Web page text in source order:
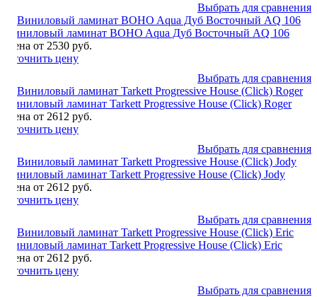
Выбрать для сравнения
Виниловый ламинат BOHO Aqua Дуб Восточный AQ 106
Цена от 2530 руб.
Уточнить цену
Выбрать для сравнения
Виниловый ламинат Tarkett Progressive House (Click) Roger
Цена от 2612 руб.
Уточнить цену
Выбрать для сравнения
Виниловый ламинат Tarkett Progressive House (Click) Jody
Цена от 2612 руб.
Уточнить цену
Выбрать для сравнения
Виниловый ламинат Tarkett Progressive House (Click) Eric
Цена от 2612 руб.
Уточнить цену
Выбрать для сравнения